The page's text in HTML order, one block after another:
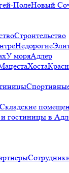
ПолеНовый
Строительство
Недорогие
У моряАдлер
Хоста
Складские
гостиницы в